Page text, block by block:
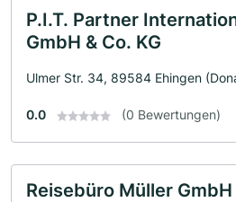
P.I.T. Partner
GmbH & Co. KG
Ulmer Str. 34, 89584 Ehingen
0.0 (0 Bewertungen)
Reisebüro Müller GmbH